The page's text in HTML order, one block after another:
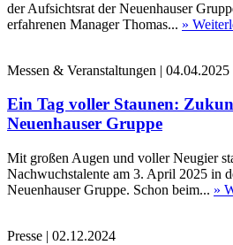
der Aufsichtsrat der Neuenhauser
erfahrenen Manager Thomas... »
Messen & Veranstaltungen | 04.04.2025
Ein Tag voller Staunen:
Neuenhauser Gruppe
Mit großen Augen und voller Neugier
Nachwuchstalente am 3. April 2025 in
Neuenhauser Gruppe. Schon beim... »
Presse | 02.12.2024